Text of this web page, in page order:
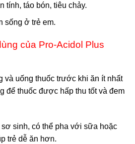
tính, táo bón, tiêu chảy.
sống ở trẻ em.
của Pro-Acidol Plus
và uống thuốc trước khi ăn ít nhất
để thuốc được hấp thu tốt và đem
sơ sinh, có thể pha với sữa hoặc
trẻ dễ ăn hơn.